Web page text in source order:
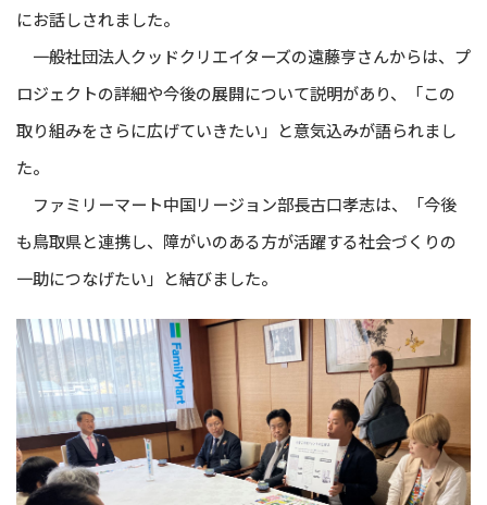
にお話しされました。
一般社団法人クッドクリエイターズの遠藤亨さんからは、プ
ロジェクトの詳細や今後の展開について説明があり、「この
取り組みをさらに広げていきたい」と意気込みが語られまし
た。
ファミリーマート中国リージョン部長古口孝志は、「今後
も鳥取県と連携し、障がいのある方が活躍する社会づくりの
一助につなげたい」と結びました。